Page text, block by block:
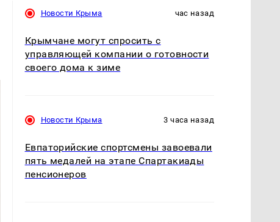
Новости Крыма час назад
Крымчане могут спросить с
управляющей компании о готовности
своего дома к зиме
Новости Крыма 3 часа назад
Евпаторийские спортсмены завоевали
пять медалей на этапе Спартакиады
пенсионеров